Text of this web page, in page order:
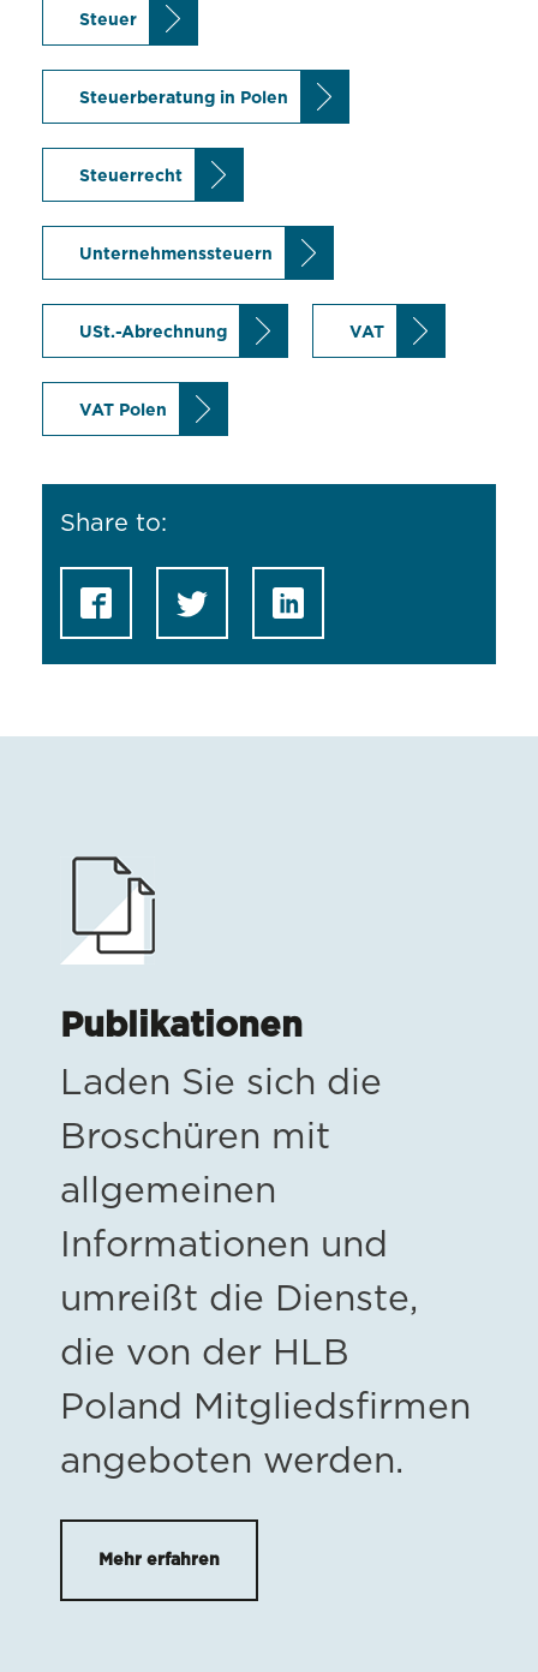
Steuer
Steuerberatung in Polen
Steuerrecht
Unternehmenssteuern
USt.-Abrechnung VAT
VAT Polen
Share to:
Publikationen
Laden Sie sich die
Broschüren mit
allgemeinen
Informationen und
umreißt die Dienste,
die von der HLB
Poland Mitgliedsfirmen
angeboten werden.
Mehr erfahren